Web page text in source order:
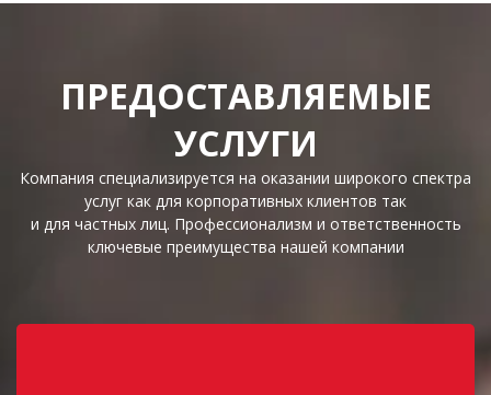
ПРЕДОСТАВЛЯЕМЫЕ
УСЛУГИ
Компания специализируется на оказании широкого спектра
услуг как для корпоративных клиентов так
и для частных лиц. Профессионализм и ответственность
ключевые преимущества нашей компании